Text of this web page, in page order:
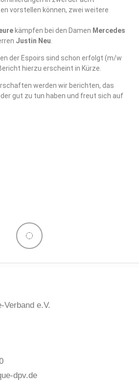
vorstellen können, zwei weitere
kämpfen bei den Damen Mercedes
Justin Neu
der Espoirs sind schon erfolgt (m/w
hierzu erscheint in Kürze.
werden wir berichten, das
gut zu tun haben und freut sich auf
Verband e.V.
dpv.de